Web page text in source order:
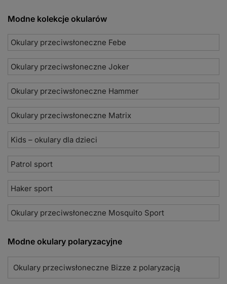
Modne kolekcje okularów
Okulary przeciwsłoneczne Febe
Okulary przeciwsłoneczne Joker
Okulary przeciwsłoneczne Hammer
Okulary przeciwsłoneczne Matrix
Kids – okulary dla dzieci
Patrol sport
Haker sport
Okulary przeciwsłoneczne Mosquito Sport
Modne okulary polaryzacyjne
Okulary przeciwsłoneczne Bizze z polaryzacją